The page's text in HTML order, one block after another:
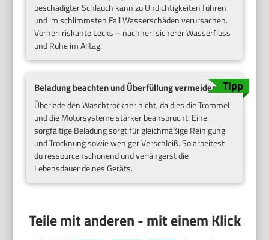
beschädigter Schlauch kann zu Undichtigkeiten führen
und im schlimmsten Fall Wasserschäden verursachen.
Vorher: riskante Lecks – nachher: sicherer Wasserfluss
und Ruhe im Alltag.
Beladung beachten und Überfüllung vermeiden
Überlade den Waschtrockner nicht, da dies die Trommel
und die Motorsysteme stärker beansprucht. Eine
sorgfältige Beladung sorgt für gleichmäßige Reinigung
und Trocknung sowie weniger Verschleiß. So arbeitest
du ressourcenschonend und verlängerst die
Lebensdauer deines Geräts.